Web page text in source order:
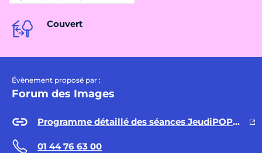
Couvert
Évènement proposé par :
Forum des Images
Programme détaillé des séances JeudiPOPUP!
01 44 76 63 00